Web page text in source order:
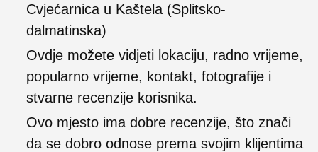
Cvjećarnica u Kaštela (Splitsko-
dalmatinska)
Ovdje možete vidjeti lokaciju, radno vrijeme,
popularno vrijeme, kontakt, fotografije i
stvarne recenzije korisnika.
Ovo mjesto ima dobre recenzije, što znači
da se dobro odnose prema svojim klijentima